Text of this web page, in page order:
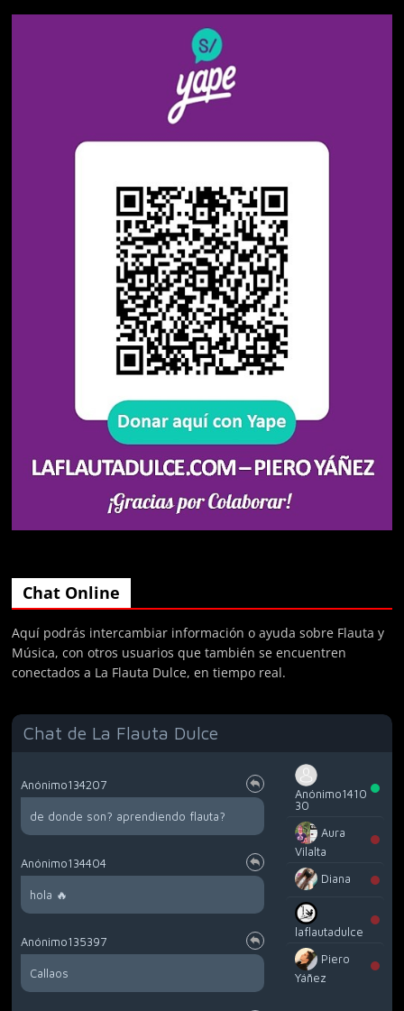
Chat Online
Aquí podrás intercambiar información o ayuda sobre Flauta y
Música, con otros usuarios que también se encuentren
conectados a La Flauta Dulce, en tiempo real.
Chat de La Flauta Dulce
Anónimo134207
de donde son? aprendiendo flauta?
Anónimo134404
hola 🔥
Anónimo135397
Callaos
Anónimo1410
30
Aura
Vilalta
Diana
laflautadulce
Piero
Yáñez